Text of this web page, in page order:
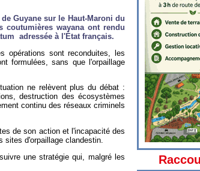
Guyane sur le Haut-Maroni du
coutumières wayana ont rendu
adressée à l'État français.
opérations sont reconduites, les
formulées, sans que l'orpaillage
ne relèvent plus du débat :
destruction des écosystèmes
continu des réseaux criminels
de son action et l'incapacité des
sites d'orpaillage clandestin.
une stratégie qui, malgré les